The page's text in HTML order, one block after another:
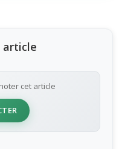
article
cet article